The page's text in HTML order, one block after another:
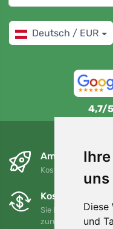
Diese
und
Deutsch / EUR
4,7/5
Am nächsten
Kostenloser
Kostenloser
Sie können Ihre
zurückgeben oder